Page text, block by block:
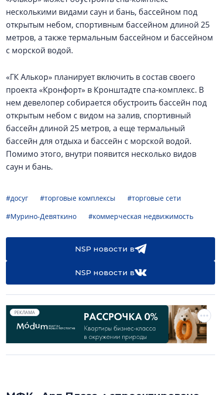
несколькими видами саун и бань, бассейном под
открытым небом, спортивным бассейном длиной 25
метров, а также термальным бассейном и бассейном
с морской водой.
«ГК Алькор» планирует включить в состав своего
проекта «Кронфорт» в Кронштадте спа-комплекс. В
нем девелопер собирается обустроить бассейн под
открытым небом с видом на залив, спортивный
бассейн длиной 25 метров, а еще термальный
бассейн для отдыха и бассейн с морской водой.
Помимо этого, внутри появится несколько видов
саун и бань.
#досуг #торговые комплексы
#торговые сети
#Мурино-Девяткино
#коммерческая недвижимость
NSP новости в
NSP новости в
РЕКЛАМА